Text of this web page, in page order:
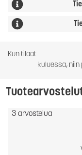
Kun tilaat
kuluessa,
3 arvostelua